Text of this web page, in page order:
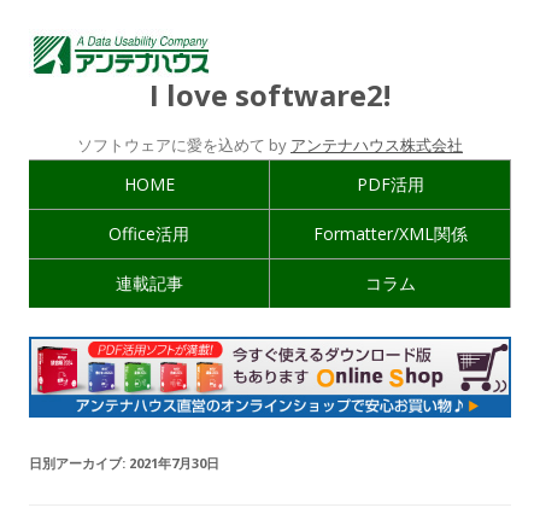
I love software2!
ソフトウェアに愛を込めて by アンテナハウス株式会社
HOME PDF活用
Office活用 Formatter/XML関係
連載記事 コラム
日別アーカイブ: 2021年7月30日